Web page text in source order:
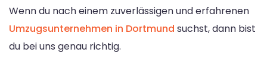
Wenn du nach einem zuverlässigen und erfahrenen
Umzugsunternehmen in Dortmund suchst, dann bist
du bei uns genau richtig.